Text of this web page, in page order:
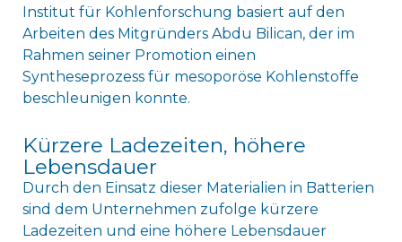
Institut für Kohlenforschung basiert auf den
Arbeiten des Mitgründers Abdu Bilican, der im
Rahmen seiner Promotion einen
Syntheseprozess für mesoporöse Kohlenstoffe
beschleunigen konnte.
Kürzere Ladezeiten, höhere
Lebensdauer
Durch den Einsatz dieser Materialien in Batterien
sind dem Unternehmen zufolge kürzere
Ladezeiten und eine höhere Lebensdauer